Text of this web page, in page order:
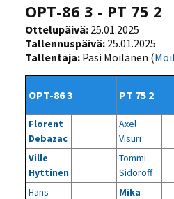
OPT-86 3 - PT 75 2
Ottelupäivä: 25.01.2025
Tallennuspäivä: 25.01.2025
Tallentaja: Pasi Moilanen (
OPT-86 3 PT 75 2
Florent
Debazac
Axel
Visuri
Ville
Hyttinen
Tommi
Sidoroff
Hans
Mika